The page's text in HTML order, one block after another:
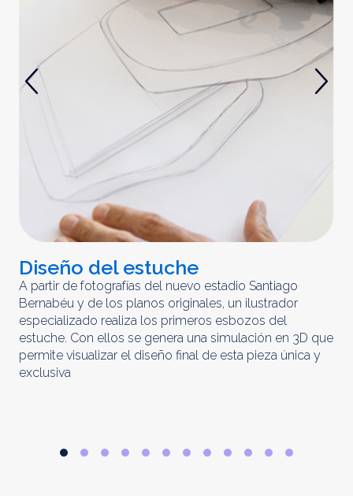
Diseño del estuche
A partir de fotografías del nuevo estadio Santiago
Bernabéu y de los planos originales, un ilustrador
especializado realiza los primeros esbozos del
estuche. Con ellos se genera una simulación en 3D que
permite visualizar el diseño final de esta pieza única y
exclusiva